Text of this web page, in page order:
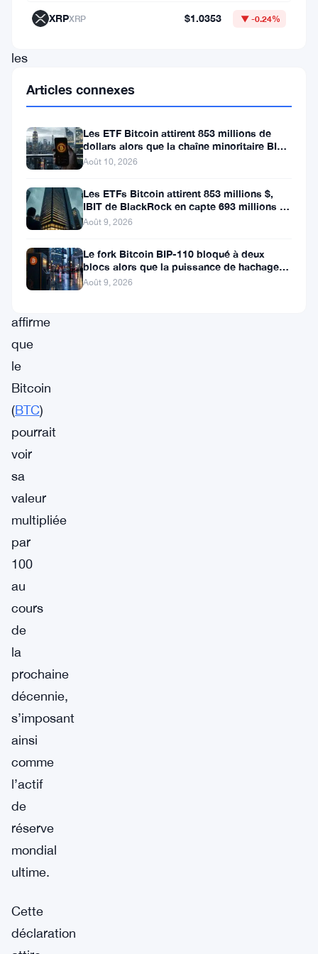
sensation
les
cryptographiques.
Avec
score
vérifié
276,
affirme
que
le
Bitcoin
(BTC)
pourrait
voir
sa
valeur
multipliée
par
100
au
cours
de
la
prochaine
décennie,
s’imposant
ainsi
comme
l’actif
de
réserve
mondial
ultime.
Cette
déclaration
XRPXRP $1.0353 ▼ -0.24%
Articles connexes
Les ETF Bitcoin attirent 853 millions de
dollars alors que la chaîne minoritaire BIP-
110 meurt après deux
Août 10, 2026
Les ETFs Bitcoin attirent 853 millions $,
IBIT de BlackRock en capte 693 millions en
une semaine
Août 9, 2026
Le fork Bitcoin BIP-110 bloqué à deux
blocs alors que la puissance de hachage
se fait rare
Août 9, 2026